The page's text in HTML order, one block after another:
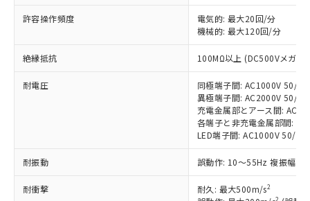
許容操作頻度
電気的: 最大20回/分
機械的: 最大120回/分
絶縁抵抗 100MΩ以上 (DC500Vメガ)
耐電圧
同極端子間: AC1000V 50/
異極端子間: AC2000V 50/
充電金属部とアース間:
各端子と非充電金属部間:
LED端子間: AC1000V 50/
耐振動 誤動作: 10～55Hz 複振幅
耐衝撃 耐久: 最大500m/s2
2
対応済み：EU RoHS指令（10物質）の
非含有に対応した製品が提供可能な商品で
対応予定：EU RoHS指令（10物質）の非含
有に対応した製品に切り替える予定のある
対応予定なし：EU RoHS指令（10物質）の
非含有に非対応の商品で、対応品を出す予